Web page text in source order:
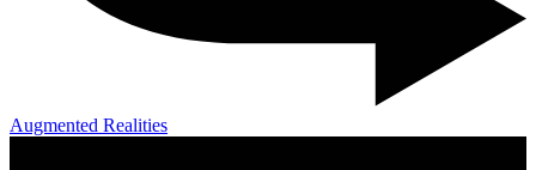
Augmented Realities